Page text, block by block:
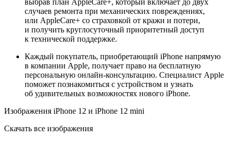
выбрав план AppleCare+, который включает до двух
случаев ремонта при механических повреждениях,
или AppleCare+ со страховкой от кражи и потери,
и получить круглосуточный приоритетный доступ
к технической поддержке.
Каждый покупатель, приобретающий iPhone напрямую
в компании Apple, получает право на бесплатную
персональную онлайн-консультацию. Специалист Apple
поможет познакомиться с устройством и узнать
об удивительных возможностях нового iPhone.
Изображения iPhone 12 и iPhone 12 mini
Скачать все изображения